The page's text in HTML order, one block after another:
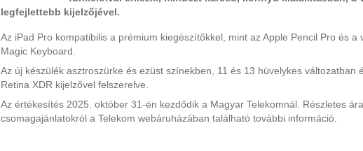
legfejlettebb kijelzőjével.
Az iPad Pro kompatibilis a prémium kiegészítőkkel, mint az Apple Pencil Pro és a
Magic Keyboard.
Az új készülék asztroszürke és ezüst színekben, 11 és 13 hüvelykes változatban
Retina XDR kijelzővel felszerelve.
Az értékesítés 2025. október 31-én kezdődik a Magyar Telekomnál. Részletes
csomagajánlatokról a Telekom webáruházában található további információ.